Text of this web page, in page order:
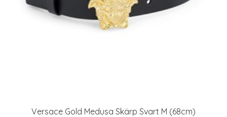
Versace Gold Medusa Skärp Svart M (68cm)